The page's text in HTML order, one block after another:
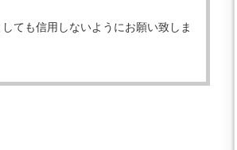
ても信用しないようにお願い致しま